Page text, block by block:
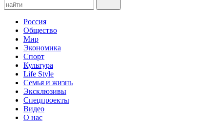
Россия
Общество
Мир
Экономика
Спорт
Культура
Life Style
Семья и жизнь
Эксклюзивы
Спецпроекты
Видео
О нас